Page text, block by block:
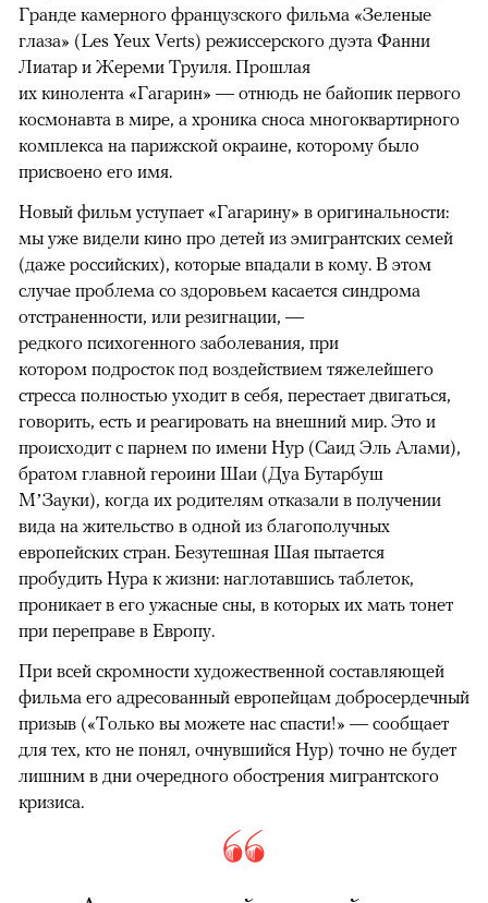
Гранде камерного французского фильма «Зеленые
глаза» (Les Yeux Verts) режиссерского дуэта Фанни
Лиатар и Жереми Труиля. Прошлая
их кинолента «Гагарин» — отнюдь не байопик первого
космонавта в мире, а хроника сноса многоквартирного
комплекса на парижской окраине, которому было
присвоено его имя.
Новый фильм уступает «Гагарину» в оригинальности:
мы уже видели кино про детей из эмигрантских семей
(даже российских), которые впадали в кому. В этом
случае проблема со здоровьем касается синдрома
отстраненности, или резигнации, —
редкого психогенного заболевания, при
котором подросток под воздействием тяжелейшего
стресса полностью уходит в себя, перестает двигаться,
говорить, есть и реагировать на внешний мир. Это и
происходит с парнем по имени Нур (Саид Эль Алами),
братом главной героини Шаи (Дуа Бутарбуш
М’Зауки), когда их родителям отказали в получении
вида на жительство в одной из благополучных
европейских стран. Безутешная Шая пытается
пробудить Нура к жизни: наглотавшись таблеток,
проникает в его ужасные сны, в которых их мать тонет
при переправе в Европу.
При всей скромности художественной составляющей
фильма его адресованный европейцам добросердечный
призыв («Только вы можете нас спасти!» — сообщает
для тех, кто не понял, очнувшийся Нур) точно не будет
лишним в дни очередного обострения мигрантского
кризиса.